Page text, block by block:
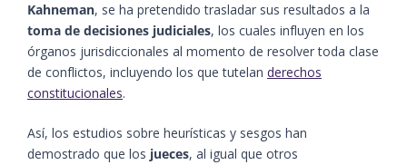
Kahneman, se ha pretendido trasladar sus resultados a la
toma de decisiones judiciales, los cuales influyen en los
órganos jurisdiccionales al momento de resolver toda clase
de conflictos, incluyendo los que tutelan derechos
constitucionales.
Así, los estudios sobre heurísticas y sesgos han
demostrado que los jueces, al igual que otros